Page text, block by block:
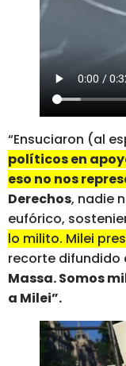
“Ensuciaron (al
políticos en
eso no nos
Derechos, nadie
eufórico,
lo milito. Milei
recorte difundido
Massa. Somos
a Milei”.